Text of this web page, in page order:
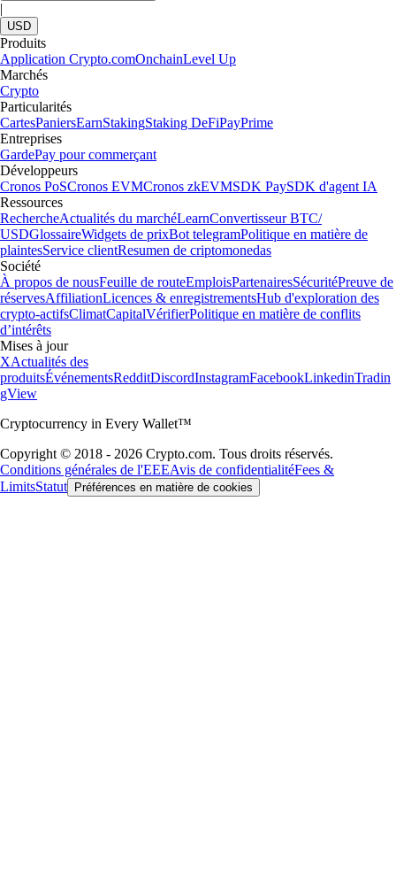
|
USD
Produits
Application Crypto.comOnchainLevel Up
Marchés
Crypto
Particularités
CartesPaniersEarnStakingStaking DeFiPayPrime
Entreprises
GardePay pour commerçant
Développeurs
Cronos PoSCronos EVMCronos zkEVMSDK PaySDK d'agent IA
Ressources
RechercheActualités du marchéLearnConvertisseur BTC/
USDGlossaireWidgets de prixBot telegramPolitique en matière de
plaintesService clientResumen de criptomonedas
Société
À propos de nousFeuille de routeEmploisPartenairesSécuritéPreuve de
réservesAffiliationLicences & enregistrementsHub d'exploration des
crypto-actifsClimatCapitalVérifierPolitique en matière de conflits
d’intérêts
Mises à jour
XActualités des
produitsÉvénementsRedditDiscordInstagramFacebookLinkedinTradin
gView
Cryptocurrency in Every Wallet™
Copyright © 2018 - 2026 Crypto.com. Tous droits réservés.
Conditions générales de l'EEEAvis de confidentialitéFees &
LimitsStatut Préférences en matière de cookies